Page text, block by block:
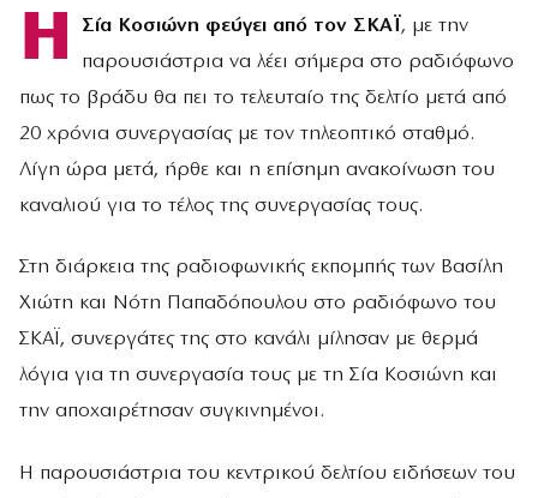
Η Σία Κοσιώνη φεύγει από τον ΣΚΑΪ , με την
παρουσιάστρια να λέει σήμερα στο ραδιόφωνο
πως το βράδυ θα πει το τελευταίο της δελτίο μετά από
20 χρόνια συνεργασίας με τον τηλεοπτικό σταθμό.
Λίγη ώρα μετά, ήρθε και η επίσημη ανακοίνωση του
καναλιού για το τέλος της συνεργασίας τους.
Στη διάρκεια της ραδιοφωνικής εκπομπής των Βασίλη
Χιώτη και Νότη Παπαδόπουλου στο ραδιόφωνο του
ΣΚΑΪ, συνεργάτες της στο κανάλι μίλησαν με θερμά
λόγια για τη συνεργασία τους με τη Σία Κοσιώνη και
την αποχαιρέτησαν συγκινημένοι.
Η παρουσιάστρια του κεντρικού δελτίου ειδήσεων του